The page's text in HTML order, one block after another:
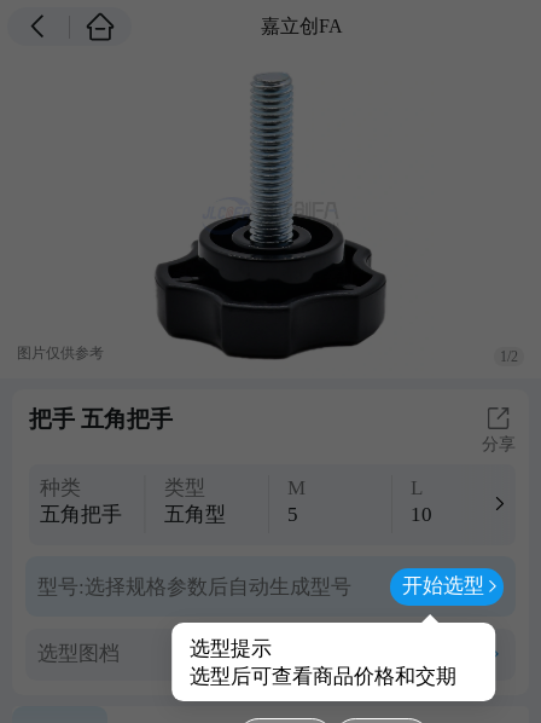
嘉立创FA
图片仅供参考 1/2
把手 五角把手
分享
种类
五角把手
类型
五角型
M
5
L
10
型号:选择规格参数后自动生成型号 开始选型
选型提示
选型后可查看商品价格和交期
选型图档